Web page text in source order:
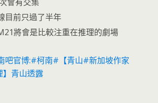
目前只過了半年
將會是比較注重在推理的劇場
吧官博:#柯南#【青山#新加坡作家
青山透露